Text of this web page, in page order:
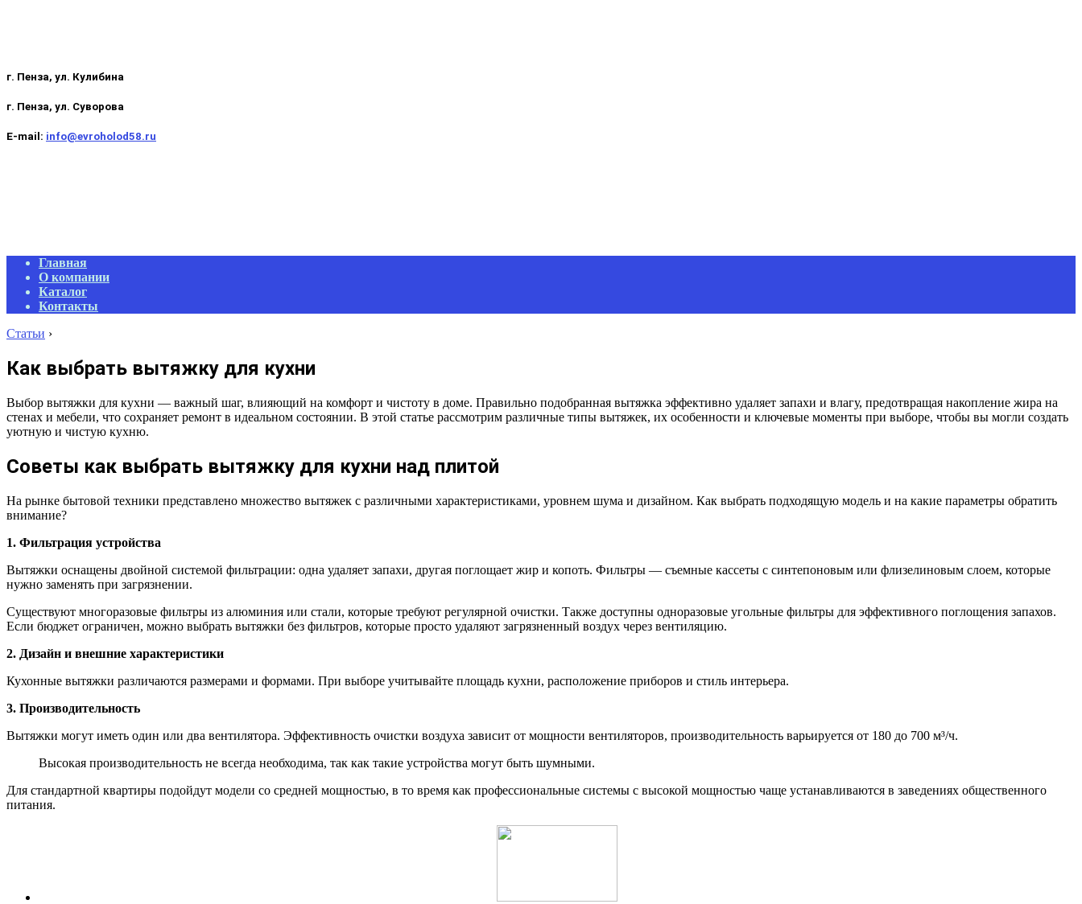
г. Пенза, ул. Кулибина
г. Пенза, ул. Суворова
E-mail: info@evroholod58.ru
Primary
Navigation
Menu
Главная
О компании
Каталог
Контакты
Статьи ›
Как выбрать вытяжку для кухни
Выбор вытяжки для кухни — важный шаг, влияющий на комфорт и чистоту в доме. Правильно подобранная вытяжка эффективно удаляет запахи и влагу, предотвращая накопление жира на
стенах и мебели, что сохраняет ремонт в идеальном состоянии. В этой статье рассмотрим различные типы вытяжек, их особенности и ключевые моменты при выборе, чтобы вы могли создать
уютную и чистую кухню.
Советы как выбрать вытяжку для кухни над плитой
На рынке бытовой техники представлено множество вытяжек с различными характеристиками, уровнем шума и дизайном. Как выбрать подходящую модель и на какие параметры обратить
внимание?
1. Фильтрация устройства
Вытяжки оснащены двойной системой фильтрации: одна удаляет запахи, другая поглощает жир и копоть. Фильтры — съемные кассеты с синтепоновым или флизелиновым слоем, которые
нужно заменять при загрязнении.
Существуют многоразовые фильтры из алюминия или стали, которые требуют регулярной очистки. Также доступны одноразовые угольные фильтры для эффективного поглощения запахов.
Если бюджет ограничен, можно выбрать вытяжки без фильтров, которые просто удаляют загрязненный воздух через вентиляцию.
2. Дизайн и внешние характеристики
Кухонные вытяжки различаются размерами и формами. При выборе учитывайте площадь кухни, расположение приборов и стиль интерьера.
3. Производительность
Вытяжки могут иметь один или два вентилятора. Эффективность очистки воздуха зависит от мощности вентиляторов, производительность варьируется от 180 до 700 м³/ч.
Высокая производительность не всегда необходима, так как такие устройства могут быть шумными.
Для стандартной квартиры подойдут модели со средней мощностью, в то время как профессиональные системы с высокой мощностью чаще устанавливаются в заведениях общественного
питания.